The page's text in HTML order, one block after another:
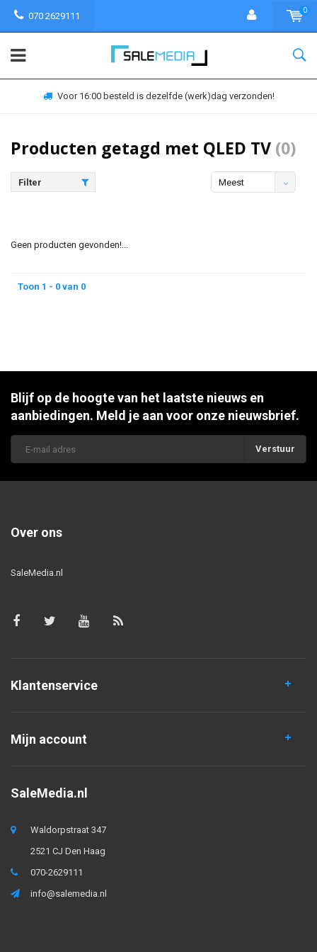
070 2629111
0
Voor 16:00 besteld is dezelfde (werk)dag verzonden!
Producten getagd met QLED TV (0)
Filter
Meest
Geen producten gevonden!...
Toon 1 - 0 van 0
Blijf op de hoogte van het laatste nieuws en
aanbiedingen. Meld je aan voor onze nieuwsbrief.
Verstuur
Over ons
SaleMedia.nl
Klantenservice
Mijn account
SaleMedia.nl
Waldorpstraat 347
2521 CJ Den Haag
070-2629111
info@salemedia.nl